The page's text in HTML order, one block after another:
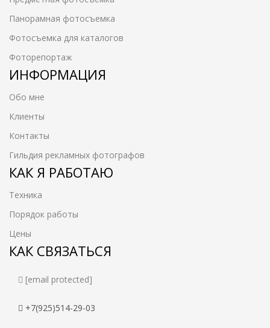
Панорамная фотосъемка
Фотосъемка для каталогов
Фоторепортаж
ИНФОРМАЦИЯ
Обо мне
Клиенты
Контакты
Гильдия рекламных фотографов
КАК Я РАБОТАЮ
Техника
Порядок работы
Цены
КАК СВЯЗАТЬСЯ
[email protected]
+7(925)514-29-03